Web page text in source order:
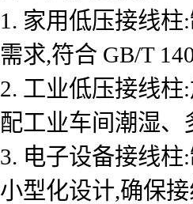
1. 家用低压接线
需求,符合 GB/T
2. 工业低压接线
配工业车间潮湿、
3. 电子设备接线
小型化设计,确保